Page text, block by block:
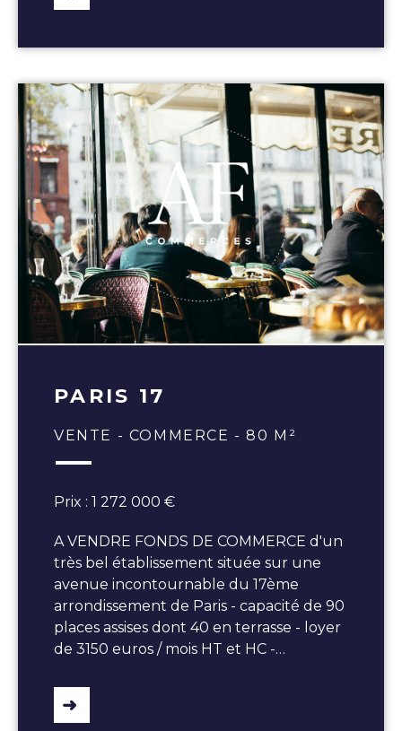
PARIS 17
VENTE - COMMERCE - 80 M²
Prix : 1 272 000 €
A VENDRE FONDS DE COMMERCE d'un
très bel établissement située sur une
avenue incontournable du 17ème
arrondissement de Paris - capacité de 90
places assises dont 40 en terrasse - loyer
de 3150 euros / mois HT et HC -…